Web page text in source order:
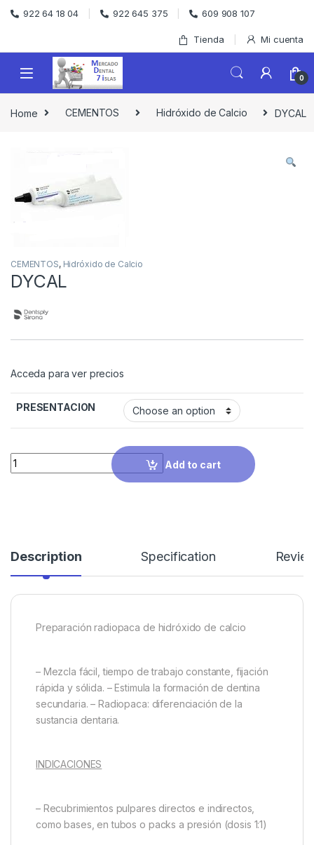
Skip to navigation
Skip to content
922 64 18 04 922 645 375 609 908 107
Tienda Mi cuenta
0
Home CEMENTOS Hidróxido de Calcio DYCAL
CEMENTOS, Hidróxido de Calcio
DYCAL
Acceda para ver precios
PRESENTACION
Quantity
Add to cart
Description Specification
Preparación radiopaca de hidróxido de calcio
– Mezcla fácil, tiempo de trabajo constante, fijación
rápida y sólida. – Estimula la formación de dentina
secundaria. – Radiopaca: diferenciación de la
sustancia dentaria.
INDICACIONES
– Recubrimientos pulpares directos e indirectos,
como bases, en tubos o packs a presión (dosis 1:1)